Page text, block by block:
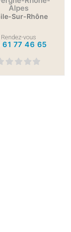
Alpes
Sur-Rhône
Rendez-vous
61 77 46 65